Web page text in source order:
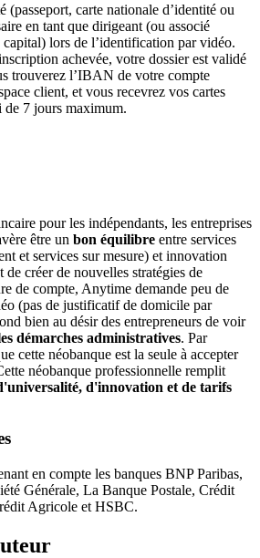
(passeport, carte nationale d’identité ou
en tant que dirigeant (ou associé
lors de l’identification par vidéo.
achevée, votre dossier est validé
trouverez l’IBAN de votre compte
client, et vous recevrez vos cartes
de 7 jours maximum.
pour les indépendants, les entreprises
être un bon équilibre entre services
et services sur mesure) et innovation
créer de nouvelles stratégies de
de compte, Anytime demande peu de
(pas de justificatif de domicile par
bien au désir des entrepreneurs de voir
démarches administratives. Par
cette néobanque est la seule à accepter
néobanque professionnelle remplit
d'innovation et de tarifs
en compte les banques BNP Paribas,
Générale, La Banque Postale, Crédit
Agricole et HSBC.